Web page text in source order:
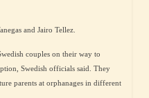
and Jairo Tellez.
couples on their way to
Swedish officials said. They
parents at orphanages in different